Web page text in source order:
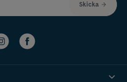
Skicka